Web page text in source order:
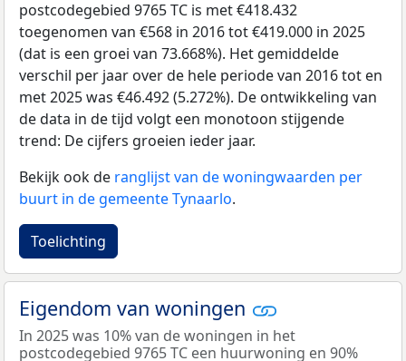
postcodegebied 9765 TC is met €418.432
toegenomen van €568 in 2016 tot €419.000 in 2025
(dat is een groei van 73.668%). Het gemiddelde
verschil per jaar over de hele periode van 2016 tot en
met 2025 was €46.492 (5.272%). De ontwikkeling van
de data in de tijd volgt een monotoon stijgende
trend: De cijfers groeien ieder jaar.
Bekijk ook de ranglijst van de woningwaarden per
buurt in de gemeente Tynaarlo.
Toelichting
Eigendom van woningen
In 2025 was 10% van de woningen in het
postcodegebied 9765 TC een huurwoning en 90%